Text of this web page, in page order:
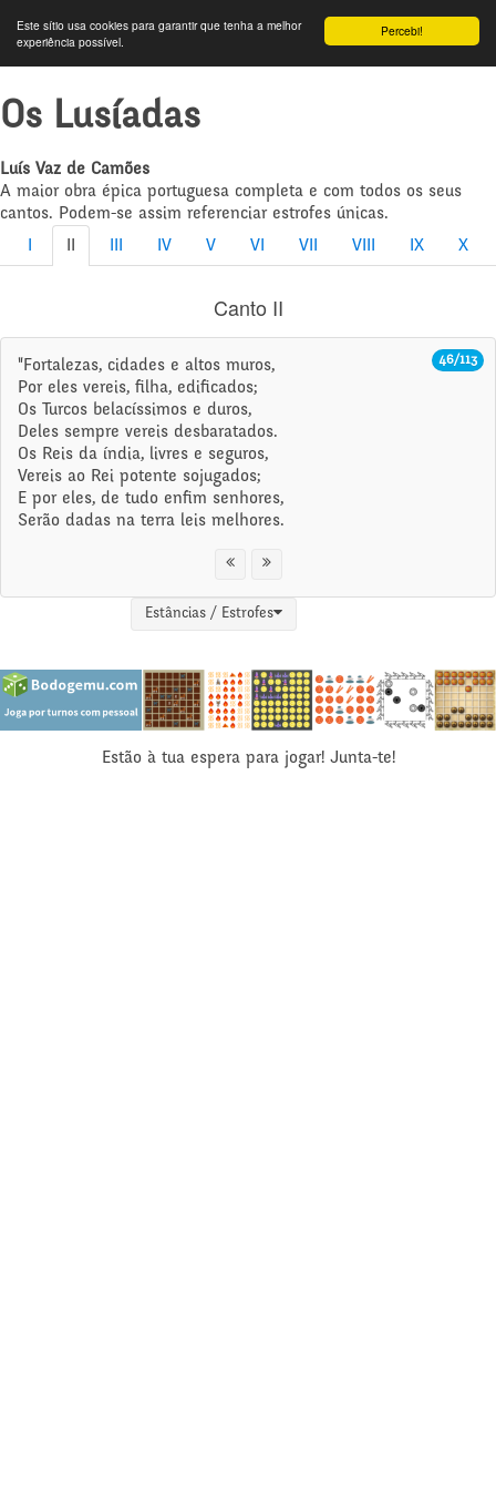
Percebi!
Este sítio usa cookies para garantir que tenha a melhor
experiência possível.
Os Lusíadas
Luís Vaz de Camões
A maior obra épica portuguesa completa e com todos os seus
cantos. Podem-se assim referenciar estrofes únicas.
IV V VI VII VIII IX X
Canto II
46/113
"Fortalezas, cidades e altos muros,
Por eles vereis, filha, edificados;
Os Turcos belacíssimos e duros,
Deles sempre vereis desbaratados.
Os Reis da índia, livres e seguros,
Vereis ao Rei potente sojugados;
E por eles, de tudo enfim senhores,
Serão dadas na terra leis melhores.
Estâncias / Estrofes
Estão à tua espera para jogar! Junta-te!